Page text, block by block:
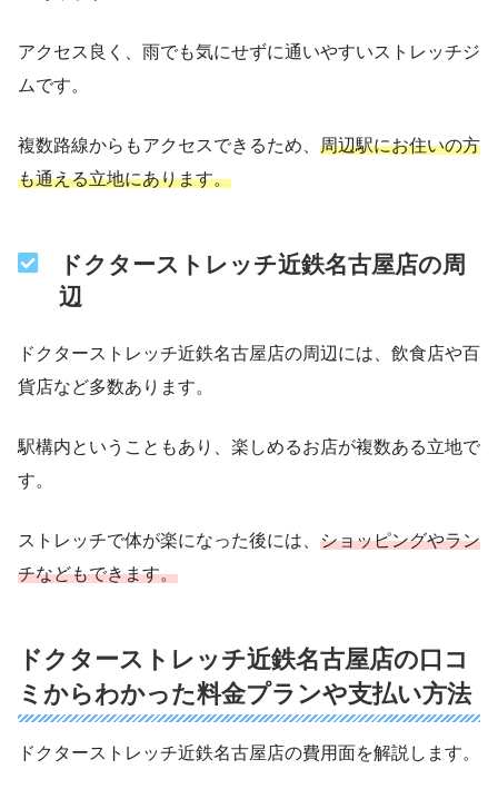
アクセス良く、雨でも気にせずに通いやすいストレッチジ
ムです。
複数路線からもアクセスできるため、 周辺駅にお住いの方
も通える立地にあります。
ドクターストレッチ近鉄名古屋店の周
辺
ドクターストレッチ近鉄名古屋店の周辺には、飲食店や百
貨店など多数あります。
駅構内ということもあり、楽しめるお店が複数ある立地で
す。
ストレッチで体が楽になった後には、 ショッピングやラン
チなどもできます。
ドクターストレッチ近鉄名古屋店の口コ
ミからわかった料金プランや支払い方法
ドクターストレッチ近鉄名古屋店の費用面を解説します。